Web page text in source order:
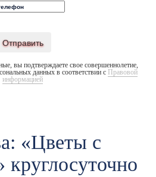
Отправить
вы подтверждаете свое совершеннолетие,
данных в соответствии с Правовой
информацией
«Цветы c
круглосуточно